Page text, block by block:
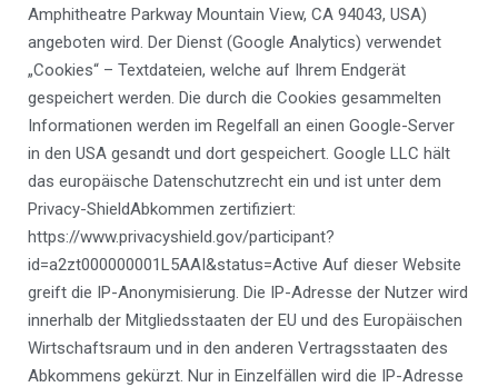
Amphitheatre Parkway Mountain View, CA 94043, USA)
angeboten wird. Der Dienst (Google Analytics) verwendet
„Cookies“ – Textdateien, welche auf Ihrem Endgerät
gespeichert werden. Die durch die Cookies gesammelten
Informationen werden im Regelfall an einen Google-Server
in den USA gesandt und dort gespeichert. Google LLC hält
das europäische Datenschutzrecht ein und ist unter dem
Privacy-ShieldAbkommen zertifiziert:
https://www.privacyshield.gov/participant?
id=a2zt000000001L5AAI&status=Active Auf dieser Website
greift die IP-Anonymisierung. Die IP-Adresse der Nutzer wird
innerhalb der Mitgliedsstaaten der EU und des Europäischen
Wirtschaftsraum und in den anderen Vertragsstaaten des
Abkommens gekürzt. Nur in Einzelfällen wird die IP-Adresse